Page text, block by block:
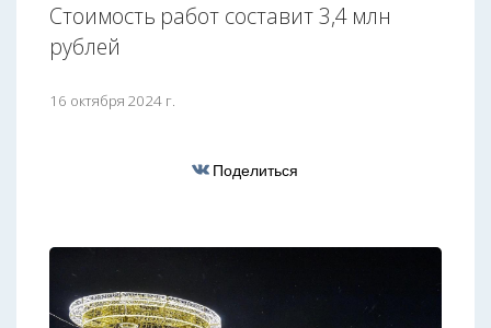
Стоимость работ составит 3,4 млн
рублей
16 октября 2024 г.
Поделиться